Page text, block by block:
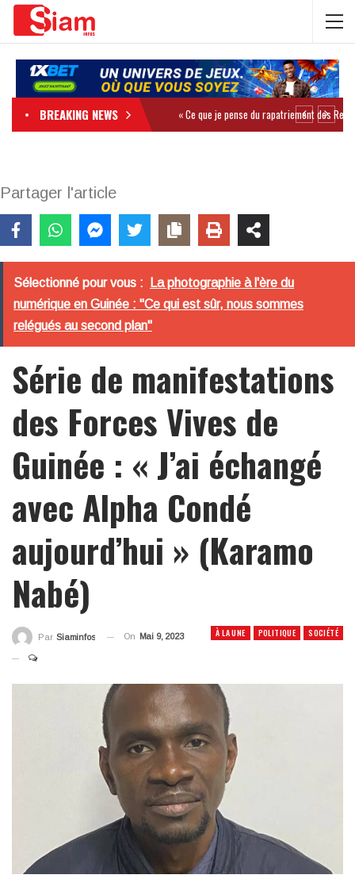
BREAKING NEWS
Partager l'article
Sélectionné pour vous :
La photographie à l'ère du
numérique en Guinée : "Ce qui est sûr, nous sommes
relégués au second plan"
Série de manifestations
des Forces Vives de
Guinée : « J’ai échangé
avec Alpha Condé
aujourd’hui » (Karamo
Nabé)
À LA UNE POLITIQUE SOCIÉTÉ
Par Siaminfos On Mai 9, 2023